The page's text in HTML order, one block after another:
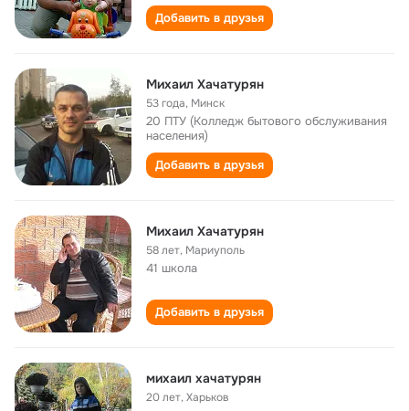
Добавить в друзья
Михаил Хачатурян
53 года, Минск
20 ПТУ (Колледж бытового обслуживания
населения)
Добавить в друзья
Михаил Хачатурян
58 лет, Мариуполь
41 школа
Добавить в друзья
михаил хачатурян
20 лет,Харьков